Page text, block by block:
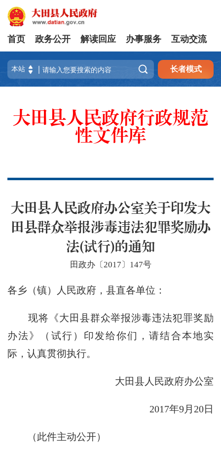
首页 政务公开 解读回应 办事服务 互动交流
 长者模式
大田县人民政府行政规范
性文件库
大田县人民政府办公室关于印发大
田县群众举报涉毒违法犯罪奖励办
法(试行)的通知
田政办〔2017〕147号
各乡（镇）人民政府，县直各单位：
现将《大田县群众举报涉毒违法犯罪奖励
办法》（试行）印发给你们，请结合本地实
际，认真贯彻执行。
大田县人民政府办公室
2017年9月20日
（此件主动公开）